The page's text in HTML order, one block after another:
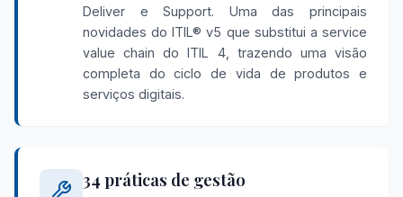
Deliver e Support. Uma das principais
novidades do ITIL® v5 que substitui a service
value chain do ITIL 4, trazendo uma visão
completa do ciclo de vida de produtos e
serviços digitais.
34 práticas de gestão